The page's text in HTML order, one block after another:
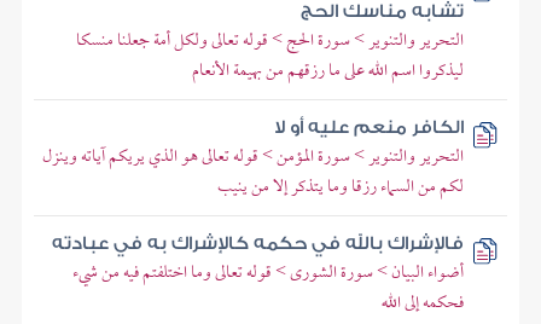
تشابه مناسك الحج
التحرير والتنوير > سورة الحج > قوله تعالى ولكل أمة جعلنا منسكا
ليذكروا اسم الله على ما رزقهم من بهيمة الأنعام
الكافر منعم عليه أو لا
التحرير والتنوير > سورة المؤمن > قوله تعالى هو الذي يريكم آياته وينزل
لكم من السماء رزقا وما يتذكر إلا من ينيب
فالإشراك بالله في حكمه كالإشراك به في عبادته
أضواء البيان > سورة الشورى > قوله تعالى وما اختلفتم فيه من شيء
فحكمه إلى الله